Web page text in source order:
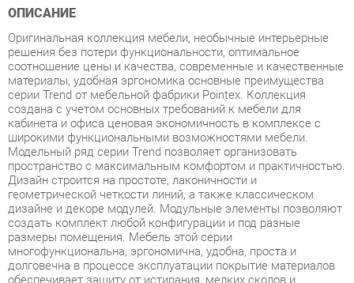
решения без потери функциональности, оптимальное
соотношение цены и качества, современные и качественные
материалы, удобная эргономика основные преимущества
серии Trend от мебельной фабрики Pointex. Коллекция
создана с учетом основных требований к мебели для
кабинета и офиса ценовая экономичность в комплексе с
широкими функциональными возможностями мебели.
Модельный ряд серии Trend позволяет организовать
пространство с максимальным комфортом и практичностью.
Дизайн строится на простоте, лаконичности и
геометрической четкости линий, а также классическом
дизайне и декоре модулей. Модульные элементы позволяют
создать комплект любой конфигурации и под разные
размеры помещения. Мебель этой серии
многофункциональна, эргономична, удобна, проста и
долговечна в процессе эксплуатации покрытие материалов
обеспечивает защиту от истирания, мелких сколов и
царапин. Кабинет представлен в цветах светлый и темный
дуб в сочетании с серым. Мебель изготовлена из
высокопрочного ЛДСП толщина столешниц 22 мм, каркасов